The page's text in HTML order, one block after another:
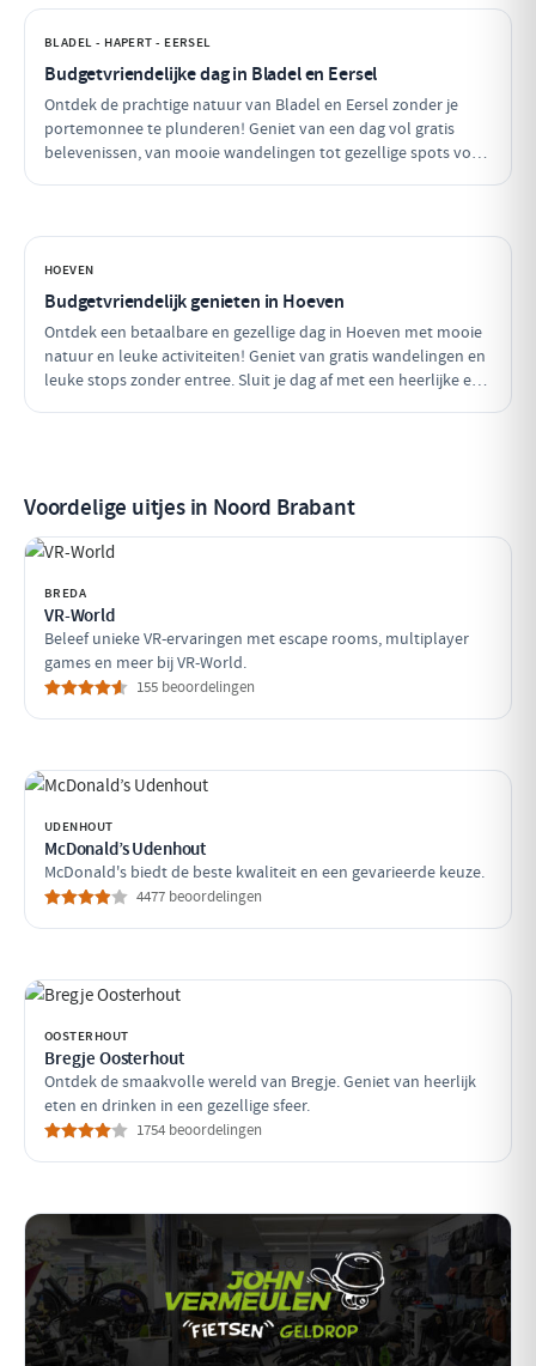
BLADEL - HAPERT - EERSEL
Budgetvriendelijke dag in Bladel en Eersel
Ontdek de prachtige natuur van Bladel en Eersel zonder je
portemonnee te plunderen! Geniet van een dag vol gratis
belevenissen, van mooie wandelingen tot gezellige spots voor
HOEVEN
Budgetvriendelijk genieten in Hoeven
Ontdek een betaalbare en gezellige dag in Hoeven met mooie
natuur en leuke activiteiten! Geniet van gratis wandelingen en
leuke stops zonder entree. Sluit je dag af met een heerlijke en
Voordelige uitjes in Noord Brabant
BREDA
VR-World
Beleef unieke VR-ervaringen met escape rooms, multiplayer
games en meer bij VR-World.
155 beoordelingen
UDENHOUT
McDonald’s Udenhout
McDonald's biedt de beste kwaliteit en een gevarieerde keuze.
4477 beoordelingen
OOSTERHOUT
Bregje Oosterhout
Ontdek de smaakvolle wereld van Bregje. Geniet van heerlijk
eten en drinken in een gezellige sfeer.
1754 beoordelingen